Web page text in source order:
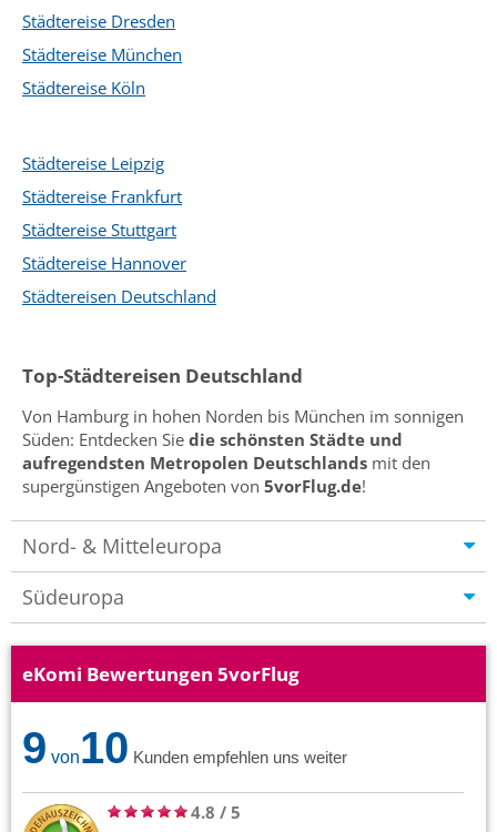
Städtereise Dresden
Städtereise München
Städtereise Köln
Städtereise Leipzig
Städtereise Frankfurt
Städtereise Stuttgart
Städtereise Hannover
Städtereisen Deutschland
Top-Städtereisen Deutschland
Von Hamburg in hohen Norden bis München im sonnigen
Süden: Entdecken Sie die schönsten Städte und
aufregendsten Metropolen Deutschlands mit den
supergünstigen Angeboten von 5vorFlug.de!
Nord- & Mitteleuropa
Südeuropa
eKomi Bewertungen 5vorFlug
9 von10 Kunden empfehlen uns weiter
4.8 / 5